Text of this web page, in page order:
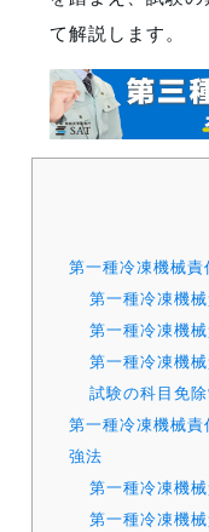
て解説します。
第一種冷凍機械
第一種冷凍機
第一種冷凍機
第一種冷凍機
試験の科目免
第一種冷凍機械
強法
第一種冷凍機
第一種冷凍機